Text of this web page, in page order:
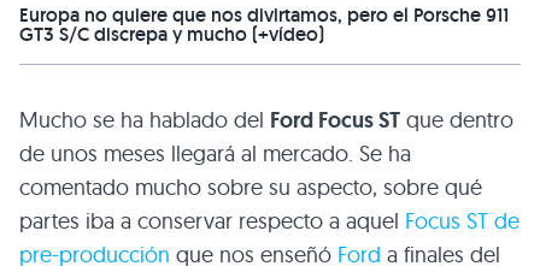
Europa no quiere que nos divirtamos, pero el Porsche 911
GT3 S/C discrepa y mucho (+vídeo)
Mucho se ha hablado del Ford Focus ST que dentro
de unos meses llegará al mercado. Se ha
comentado mucho sobre su aspecto, sobre qué
partes iba a conservar respecto a aquel Focus ST de
pre-producción que nos enseñó Ford a finales del